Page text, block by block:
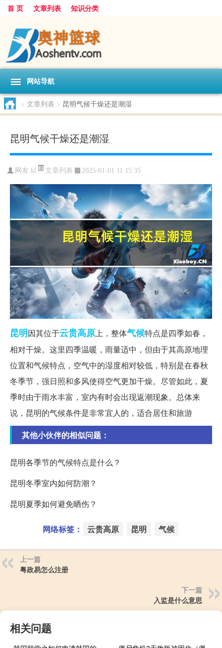
首 页 文章列表 知识分类
网站导航
> 文章列表 > 昆明气候干燥还是潮湿
昆明气候干燥还是潮湿
网友:kl 文章列表 2025-01-01 11:15:35
昆明因其位于云贵高原上，整体气候特点是四季如春，
相对干燥。这里四季温暖，雨量适中，但由于其高原地理
位置和气候特点，空气中的湿度相对较低，特别是在春秋
冬季节，强日照和多风使得空气更加干燥。尽管如此，夏
季时由于雨水丰富，室内有时会出现返潮现象。总体来
说，昆明的气候条件是非常宜人的，适合居住和旅游
其他小伙伴的相似问题：
昆明各季节的气候特点是什么？
昆明冬季室内如何防潮？
昆明夏季如何避免晒伤？
网络标签： 云贵高原 昆明 气候
上一篇
粤政易怎么注册
下一篇
入监是什么意思
相关问题